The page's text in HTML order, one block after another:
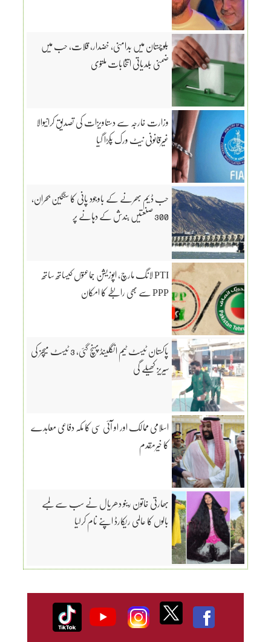
بلوچستان میں بدامنی، خضدار، قلات، حب میں
ضمنی بلدیاتی انتخابات ملتوی
وزارت خارجہ سے دستاویزات کی تصدیق کرانیوالا
غیرقانونی نیٹ ورک پکڑا گیا
حب ڈیم بھرنے کے باوجود پانی کا سنگین بحران،
300 صنعتیں بندش کے دہانے پر
PTI لانگ مارچ، اپوزیشن جماعتوں کیساتھ ساتھ
PPP سے بھی رابطے کا امکان
پاکستان ٹیسٹ ٹیم انگلینڈ پہنچ گئی، 3 ٹیسٹ میچز کی
سیریز کھیلے گی
اسلامی ممالک اور او آئی سی کا مکہ دفاعی معاہدے
کا خیرمقدم
بھارتی خاتون رینو دھریال نے سب سے لمبے
بالوں کا عالمی ریکارڈ اپنے نام کرلیا